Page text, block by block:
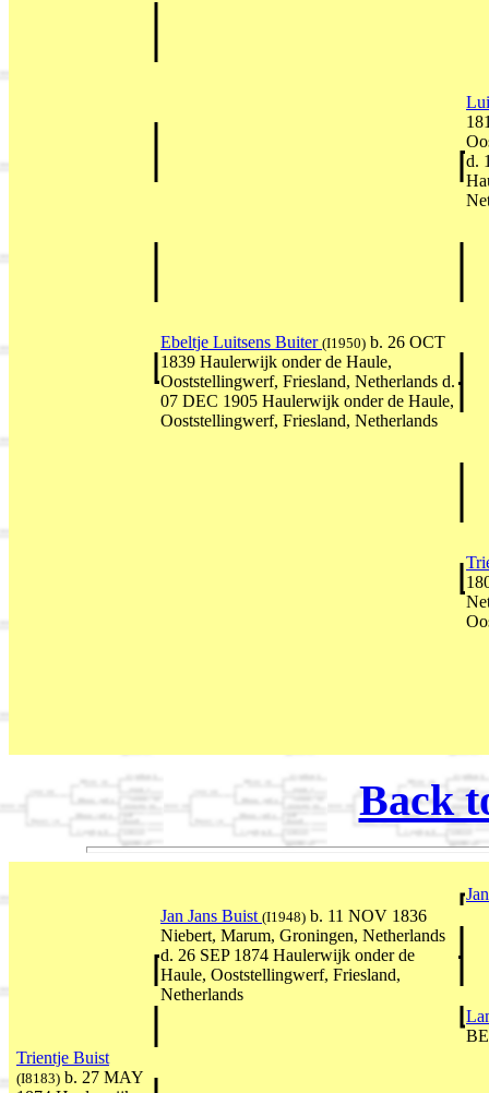
d.
Ebeltje Luitsens Buiter (I1950) b. 26 OCT
1839 Haulerwijk onder de Haule,
Ooststellingwerf, Friesland, Netherlands d.
07 DEC 1905 Haulerwijk onder de Haule,
Ooststellingwerf, Friesland, Netherlands
Back
Jan Jans Buist (I1948) b. 11 NOV 1836
Niebert, Marum, Groningen, Netherlands
d. 26 SEP 1874 Haulerwijk onder de
Haule, Ooststellingwerf, Friesland,
Netherlands
Trientje Buist
(I8183) b. 27 MAY